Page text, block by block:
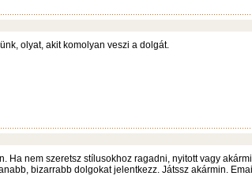
olyat, akit komolyan veszi a dolgát.
Ha nem szeretsz stílusokhoz ragadni, nyitott vagy
bizarrabb dolgokat jelentkezz. Játssz akármin.